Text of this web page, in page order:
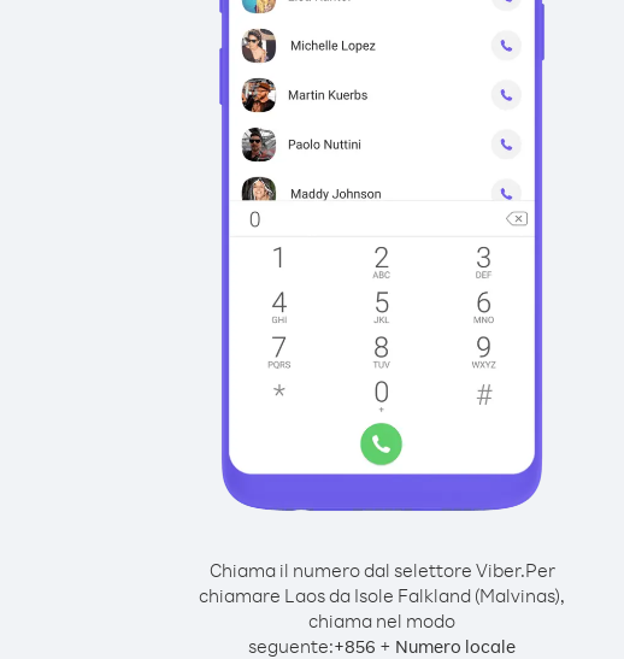
Chiama il numero dal selettore Viber.Per
chiamare Laos da Isole Falkland (Malvinas),
chiama nel modo
seguente:+856 + Numero locale